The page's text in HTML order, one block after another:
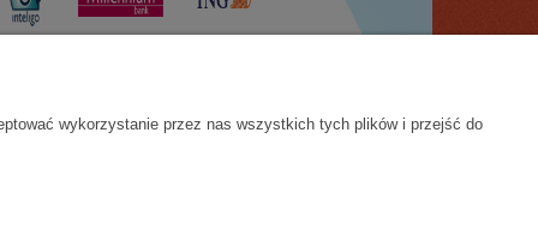
wykorzystanie przez nas wszystkich tych plików i przejść do